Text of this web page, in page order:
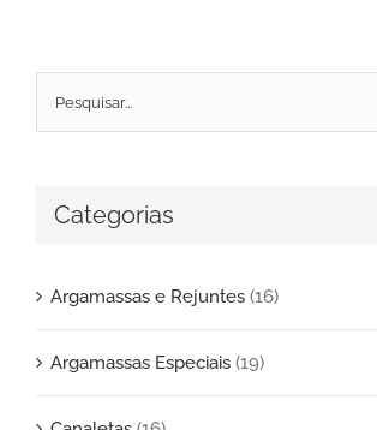
Categorias
Argamassas e Rejuntes (16)
Argamassas Especiais (19)